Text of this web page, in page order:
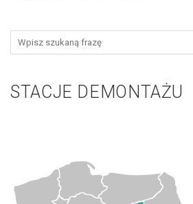
STACJE DEMONTAŻU